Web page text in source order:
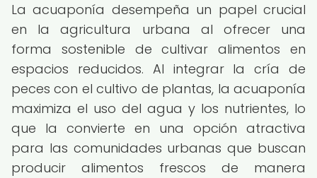
La acuaponía desempeña un papel crucial
en la agricultura urbana al ofrecer una
forma sostenible de cultivar alimentos en
espacios reducidos. Al integrar la cría de
peces con el cultivo de plantas, la acuaponía
maximiza el uso del agua y los nutrientes, lo
que la convierte en una opción atractiva
para las comunidades urbanas que buscan
producir alimentos frescos de manera